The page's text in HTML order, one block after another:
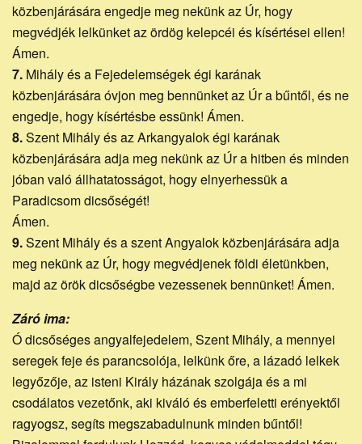
közbenjárására engedje meg nekünk az Úr, hogy
megvédjék lelkünket az ördög kelepcéi és kísértései ellen!
Ámen.
7. Mihály és a Fejedelemségek égi karának
közbenjárására óvjon meg bennünket az Úr a bűntől, és ne
engedje, hogy kísértésbe essünk! Ámen.
8.Szent Mihály és az Arkangyalok égi karának
közbenjárására adja meg nekünk az Úr a hitben és minden
jóban való állhatatosságot, hogy elnyerhessük a
Paradicsom dicsőségét!
Ámen.
9.Szent Mihály és a szent Angyalok közbenjárására adja
meg nekünk az Úr, hogy megvédjenek földi életünkben,
majd az örök dicsőségbe vezessenek bennünket! Ámen.
Záró ima:
Ó dicsőséges angyalfejedelem, Szent Mihály, a mennyei
seregek feje és parancsolója, lelkünk őre, a lázadó lelkek
legyőzője, az isteni Király házának szolgája és a mi
csodálatos vezetőnk, aki kiváló és emberfeletti erényektől
ragyogsz, segíts megszabadulnunk minden bűntől!